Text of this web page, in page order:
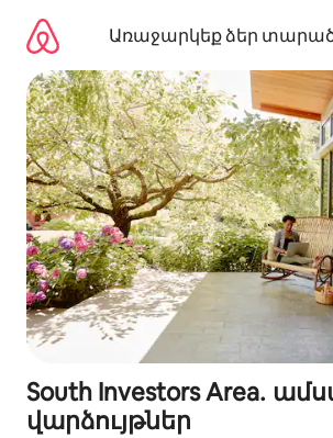
բովանդակությանըԱռաջարկեք ձեր
South Investors Area․
վարձույթներ